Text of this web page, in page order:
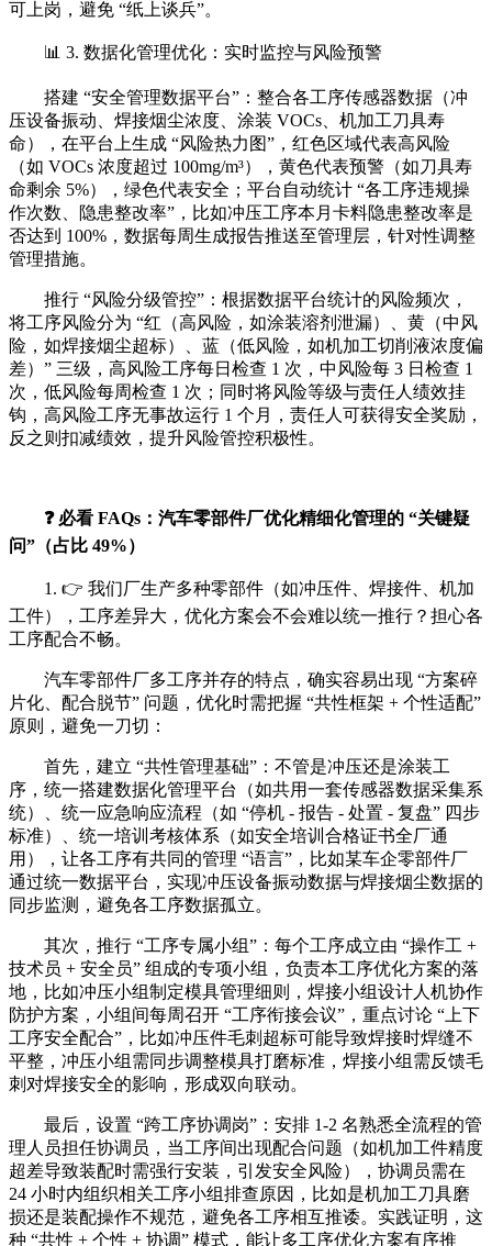
可上岗，避免 “纸上谈兵”。
📊 3. 数据化管理优化：实时监控与风险预警
搭建 “安全管理数据平台”：整合各工序传感器数据（冲
压设备振动、焊接烟尘浓度、涂装 VOCs、机加工刀具寿
命），在平台上生成 “风险热力图”，红色区域代表高风险
（如 VOCs 浓度超过 100mg/m³），黄色代表预警（如刀具寿
命剩余 5%），绿色代表安全；平台自动统计 “各工序违规操
作次数、隐患整改率”，比如冲压工序本月卡料隐患整改率是
否达到 100%，数据每周生成报告推送至管理层，针对性调整
管理措施。
推行 “风险分级管控”：根据数据平台统计的风险频次，
将工序风险分为 “红（高风险，如涂装溶剂泄漏）、黄（中风
险，如焊接烟尘超标）、蓝（低风险，如机加工切削液浓度偏
差）” 三级，高风险工序每日检查 1 次，中风险每 3 日检查 1
次，低风险每周检查 1 次；同时将风险等级与责任人绩效挂
钩，高风险工序无事故运行 1 个月，责任人可获得安全奖励，
反之则扣减绩效，提升风险管控积极性。
❓ 必看 FAQs：汽车零部件厂优化精细化管理的 “关键疑
问”（占比 49%）
1. 👉 我们厂生产多种零部件（如冲压件、焊接件、机加
工件），工序差异大，优化方案会不会难以统一推行？担心各
工序配合不畅。
汽车零部件厂多工序并存的特点，确实容易出现 “方案碎
片化、配合脱节” 问题，优化时需把握 “共性框架 + 个性适配”
原则，避免一刀切：
首先，建立 “共性管理基础”：不管是冲压还是涂装工
序，统一搭建数据化管理平台（如共用一套传感器数据采集系
统）、统一应急响应流程（如 “停机 - 报告 - 处置 - 复盘” 四步
标准）、统一培训考核体系（如安全培训合格证书全厂通
用），让各工序有共同的管理 “语言”，比如某车企零部件厂
通过统一数据平台，实现冲压设备振动数据与焊接烟尘数据的
同步监测，避免各工序数据孤立。
其次，推行 “工序专属小组”：每个工序成立由 “操作工 +
技术员 + 安全员” 组成的专项小组，负责本工序优化方案的落
地，比如冲压小组制定模具管理细则，焊接小组设计人机协作
防护方案，小组间每周召开 “工序衔接会议”，重点讨论 “上下
工序安全配合”，比如冲压件毛刺超标可能导致焊接时焊缝不
平整，冲压小组需同步调整模具打磨标准，焊接小组需反馈毛
刺对焊接安全的影响，形成双向联动。
最后，设置 “跨工序协调岗”：安排 1-2 名熟悉全流程的管
理人员担任协调员，当工序间出现配合问题（如机加工件精度
超差导致装配时需强行安装，引发安全风险），协调员需在
24 小时内组织相关工序小组排查原因，比如是机加工刀具磨
损还是装配操作不规范，避免各工序相互推诿。实践证明，这
种 “共性 + 个性 + 协调” 模式，能让多工序优化方案有序推